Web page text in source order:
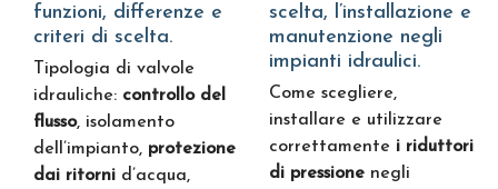
funzioni, differenze e
criteri di scelta.
Tipologia di valvole
idrauliche: controllo del
flusso, isolamento
dell’impianto, protezione
dai ritorni d’acqua,
scelta, l’installazione e
manutenzione negli
impianti idraulici.
Come scegliere,
installare e utilizzare
correttamente i riduttori
di pressione negli